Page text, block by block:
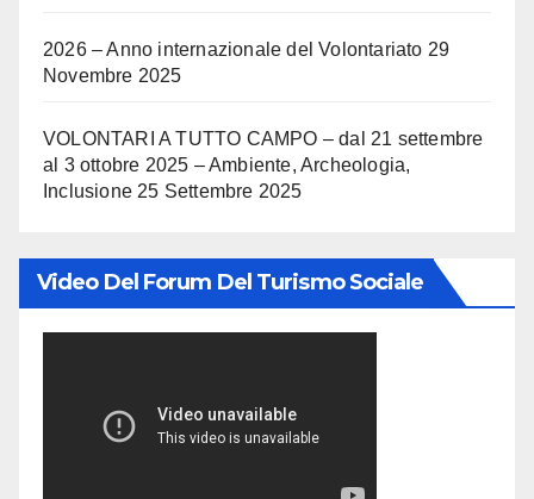
2026 – Anno internazionale del Volontariato 29
Novembre 2025
VOLONTARI A TUTTO CAMPO – dal 21 settembre
al 3 ottobre 2025 – Ambiente, Archeologia,
Inclusione 25 Settembre 2025
Video Del Forum Del Turismo Sociale